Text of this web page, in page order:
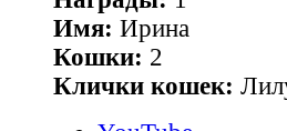
Имя: Ирина
Кошки: 2
Клички кошек: